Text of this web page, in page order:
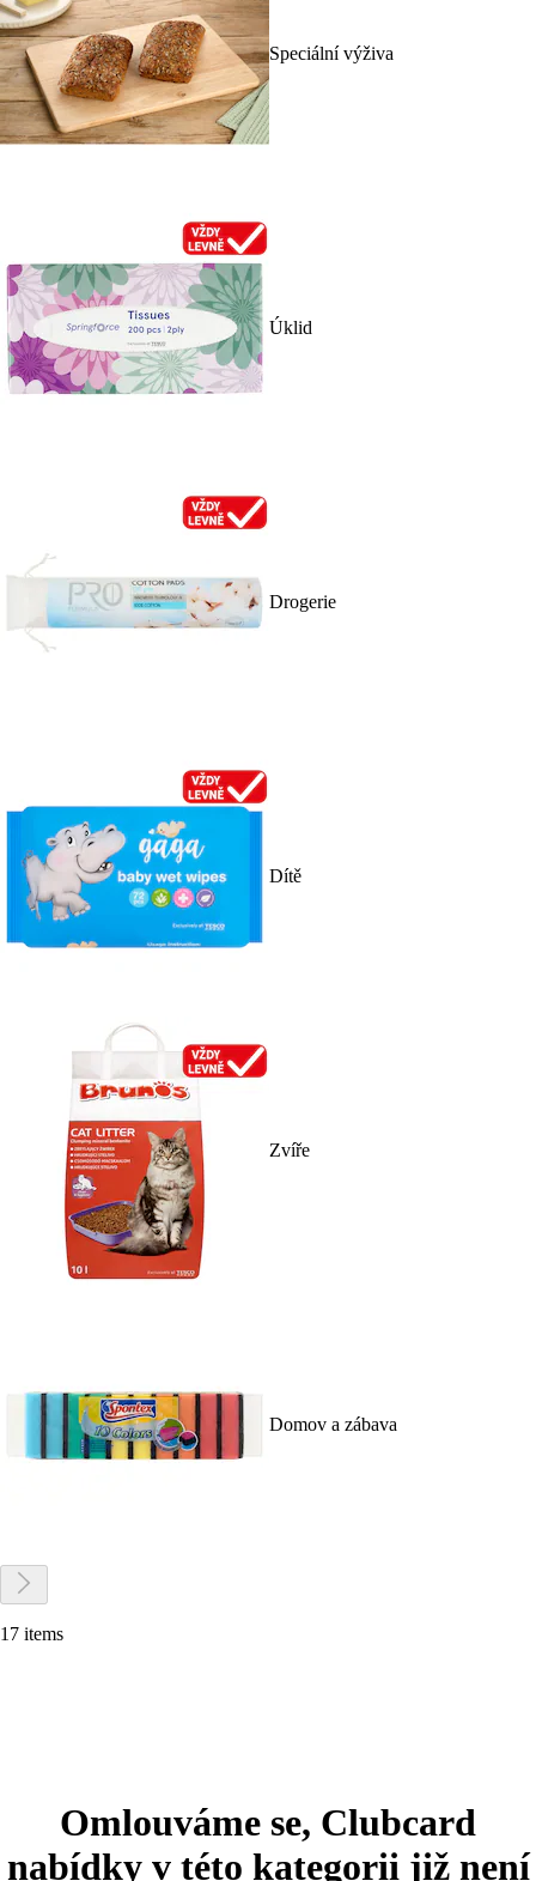
Speciální výživa
Úklid
Drogerie
Dítě
Zvíře
Domov a zábava
17 items
Omlouváme se, Clubcard
nabídky v této kategorii již není